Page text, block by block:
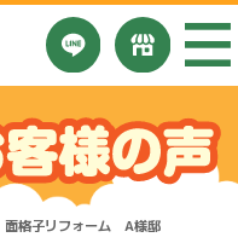
格子リフォーム A様邸